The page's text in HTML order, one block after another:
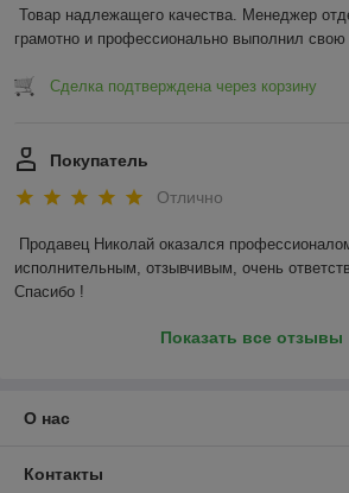
Товар надлежащего качества. Менеджер
грамотно и профессионально выполнил свою
Сделка подтверждена через корзину
Покупатель
Отлично
Продавец Николай оказался
исполнительным, отзывчивым, очень
Спасибо !
Показать все отзывы
О нас
Контакты